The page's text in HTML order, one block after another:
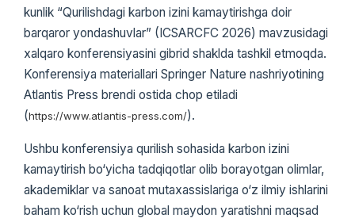
kunlik “Qurilishdagi karbon izini kamaytirishga doir
barqaror yondashuvlar” (ICSARCFC 2026) mavzusidagi
xalqaro konferensiyasini gibrid shaklda tashkil etmoqda.
Konferensiya materiallari Springer Nature nashriyotining
Atlantis Press brendi ostida chop etiladi
(https://www.atlantis-press.com/).
Ushbu konferensiya qurilish sohasida karbon izini
kamaytirish bo‘yicha tadqiqotlar olib borayotgan olimlar,
akademiklar va sanoat mutaxassislariga o‘z ilmiy ishlarini
baham ko‘rish uchun global maydon yaratishni maqsad